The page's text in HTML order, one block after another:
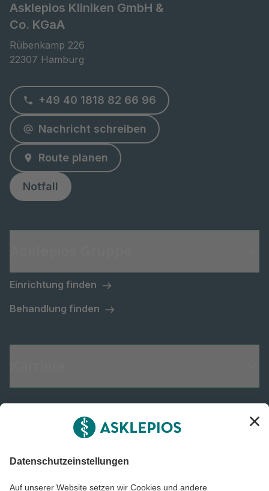
Asklepios Kliniken GmbH &
Co. KGaA
Rübenkamp 226
22307 Hamburg
+49 40 1818 82 66 96
Nachricht schreiben
Route planen
Notfall
Einrichtung finden
Behandlung finden
Informiert bleiben